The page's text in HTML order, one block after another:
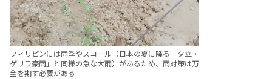
フィリピンには雨季やスコール（日本の夏に降る「夕立・
ゲリラ豪雨」と同様の急な大雨）があるため、雨対策は万
全を期す必要がある